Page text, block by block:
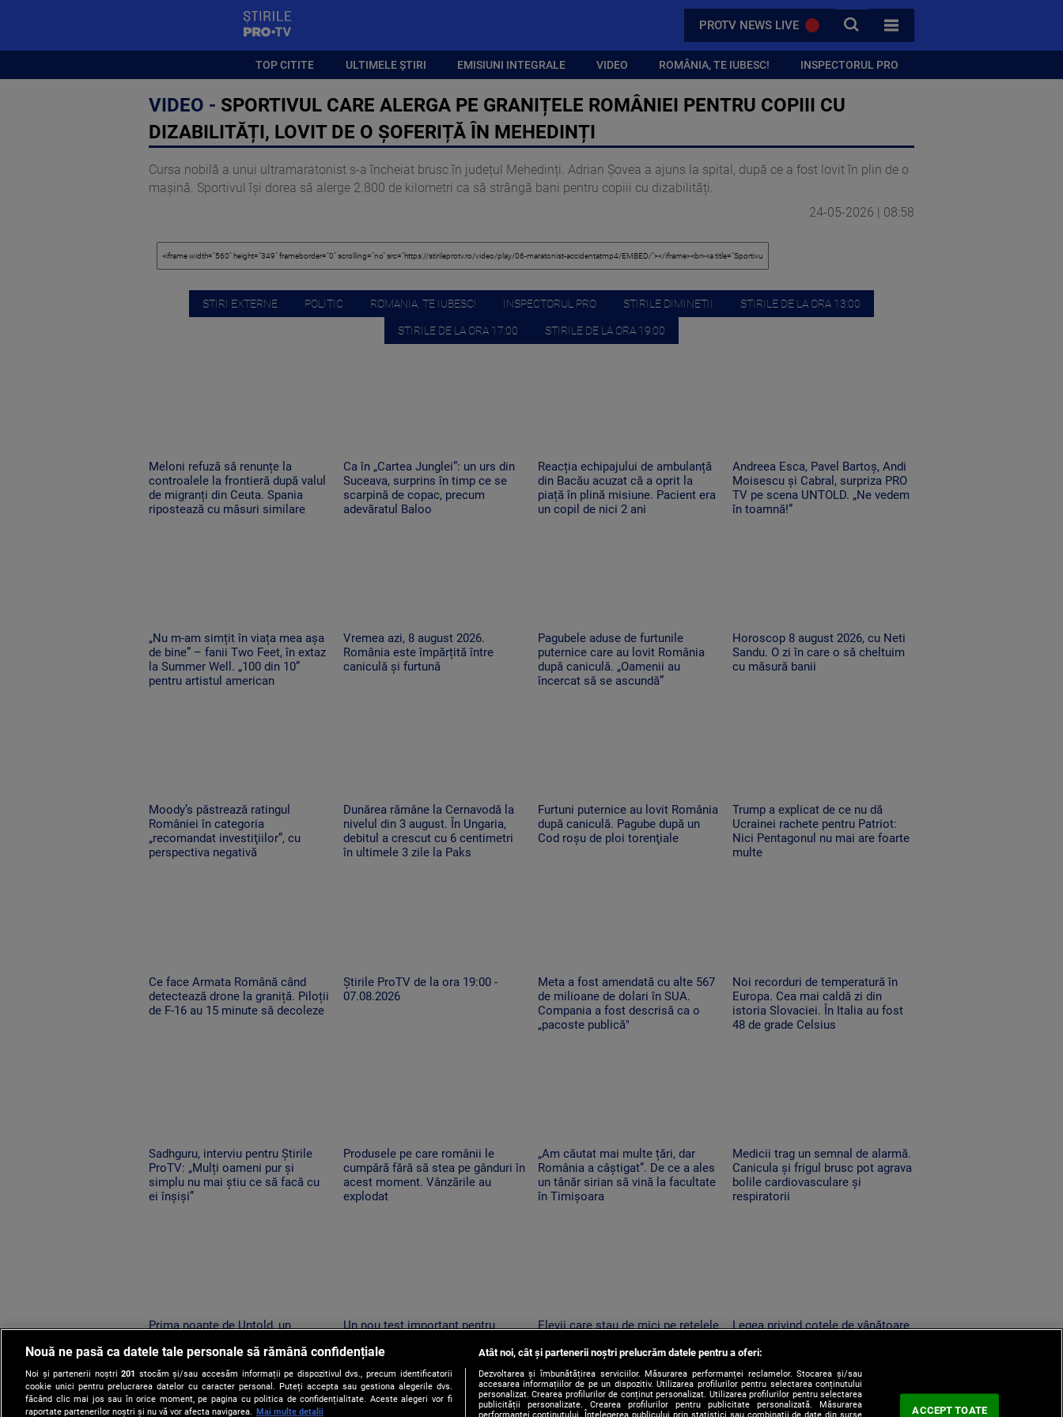
PROTV NEWS LIVE CAUTA
TOATE CATEGORIILE
TOP CITITE ULTIMELE ȘTIRI EMISIUNI INTEGRALE VIDEO ROMÂNIA, TE IUBESC! INSPECTORUL PRO
VIDEO - SPORTIVUL CARE ALERGA PE GRANIȚELE ROMÂNIEI PENTRU COPIII CU
DIZABILITĂȚI, LOVIT DE O ȘOFERIȚĂ ÎN MEHEDINȚI
Cursa nobilă a unui ultramaratonist s-a încheiat brusc în județul Mehedinți. Adrian Șovea a ajuns la spital, după ce a fost lovit în plin de o
mașină. Sportivul își dorea să alerge 2.800 de kilometri ca să strângă bani pentru copiii cu dizabilități.
24-05-2026 | 08:58
STIRI EXTERNE POLITIC ROMANIA, TE IUBESC! INSPECTORUL PRO STIRILE DIMINETII STIRILE DE LA ORA 13:00
STIRILE DE LA ORA 17:00 STIRILE DE LA ORA 19:00
Meloni refuză să renunțe la
controalele la frontieră după valul
de migranți din Ceuta. Spania
ripostează cu măsuri similare
Ca în „Cartea Junglei”: un urs din
Suceava, surprins în timp ce se
scarpină de copac, precum
adevăratul Baloo
Reacția echipajului de ambulanță
din Bacău acuzat că a oprit la
piață în plină misiune. Pacient era
un copil de nici 2 ani
Andreea Esca, Pavel Bartoș, Andi
Moisescu și Cabral, surpriza PRO
TV pe scena UNTOLD. „Ne vedem
în toamnă!”
„Nu m-am simțit în viața mea așa
de bine” – fanii Two Feet, în extaz
la Summer Well. „100 din 10”
pentru artistul american
Vremea azi, 8 august 2026.
România este împărțită între
caniculă și furtună
Pagubele aduse de furtunile
puternice care au lovit România
după caniculă. „Oamenii au
încercat să se ascundă”
Horoscop 8 august 2026, cu Neti
Sandu. O zi în care o să cheltuim
cu măsură banii
Moody’s păstrează ratingul
României în categoria
„recomandat investiţiilor”, cu
perspectiva negativă
Dunărea rămâne la Cernavodă la
nivelul din 3 august. În Ungaria,
debitul a crescut cu 6 centimetri
în ultimele 3 zile la Paks
Furtuni puternice au lovit România
după caniculă. Pagube după un
Cod roşu de ploi torenţiale
Trump a explicat de ce nu dă
Ucrainei rachete pentru Patriot:
Nici Pentagonul nu mai are foarte
multe
Ce face Armata Română când
detectează drone la graniță. Piloții
de F-16 au 15 minute să decoleze
Știrile ProTV de la ora 19:00 -
07.08.2026
Meta a fost amendată cu alte 567
de milioane de dolari în SUA.
Compania a fost descrisă ca o
„pacoste publică"
Noi recorduri de temperatură în
Europa. Cea mai caldă zi din
istoria Slovaciei. În Italia au fost
48 de grade Celsius
Sadhguru, interviu pentru Știrile
ProTV: „Mulți oameni pur și
simplu nu mai știu ce să facă cu
ei înșiși”
Produsele pe care românii le
cumpără fără să stea pe gânduri în
acest moment. Vânzările au
explodat
„Am căutat mai multe țări, dar
România a câștigat”. De ce a ales
un tânăr sirian să vină la facultate
în Timișoara
Medicii trag un semnal de alarmă.
Canicula și frigul brusc pot agrava
bolile cardiovasculare și
respiratorii
Prima noapte de Untold, un
participanți și un show memorabil
susținut de Sting
Un nou test important pentru
ne retrogradează la „junk”. Ce ar
însemna acest lucru
Elevii care stau de mici pe rețelele
mai proaste la școală. Ce arată un
studiu
Legea privind cotele de vânătoare
Modificările solicitate de Nicușor
Dan
Nouă ne pasă ca datele tale personale să rămână confidențiale
Noi și partenerii noștri201 stocăm și/sau accesăm informații pe dispozitivul dvs., precum identificatorii
cookie unici pentru prelucrarea datelor cu caracter personal. Puteți accepta sau gestiona alegerile dvs.
făcând clic mai jos sau în orice moment, pe pagina cu politica de confidențialitate. Aceste alegeri vor fi
raportate partenerilor noștri și nu vă vor afecta navigarea.
Mai multe detalii
Atât noi, cât și partenerii noștri prelucrăm datele pentru a oferi:
Dezvoltarea și îmbunătățirea serviciilor. Măsurarea performanței reclamelor. Stocarea și/sau
accesarea informațiilor de pe un dispozitiv. Utilizarea profilurilor pentru selectarea conținutului
personalizat. Crearea profilurilor de conținut personalizat. Utilizarea profilurilor pentru selectarea
publicității personalizate. Crearea profilurilor pentru publicitate personalizată. Măsurarea
ACCEPT TOATE